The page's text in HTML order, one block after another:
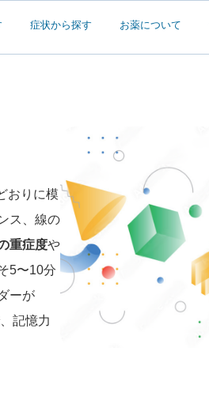
症状から探す お薬について
おりに模
ス、線の
重症度や
5〜10分
ーが
記憶力